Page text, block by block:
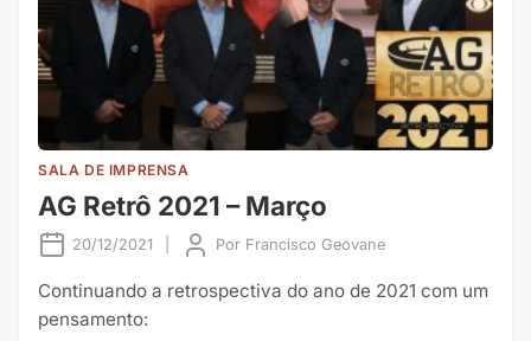
SALA DE IMPRENSA
AG Retrô 2021 – Março
20/12/2021 Por Francisco Geovane
Continuando a retrospectiva do ano de 2021 com um
pensamento: